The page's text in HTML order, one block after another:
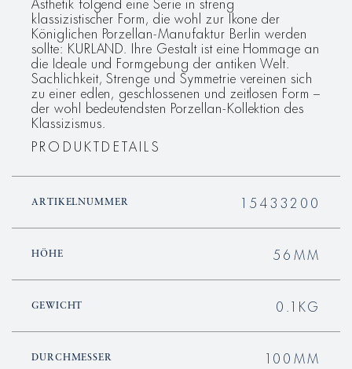
klassizistischer Form, die wohl zur Ikone der
Königlichen Porzellan-Manufaktur Berlin werden
sollte: KURLAND. Ihre Gestalt ist eine Hommage an
die Ideale und Formgebung der antiken Welt.
Sachlichkeit, Strenge und Symmetrie vereinen sich
zu einer edlen, geschlossenen und zeitlosen Form –
der wohl bedeutendsten Porzellan-Kollektion des
Klassizismus.
PRODUKTDETAILS
ARTIKELNUMMER 15433200
HÖHE 56MM
GEWICHT 0.1KG
DURCHMESSER 100MM